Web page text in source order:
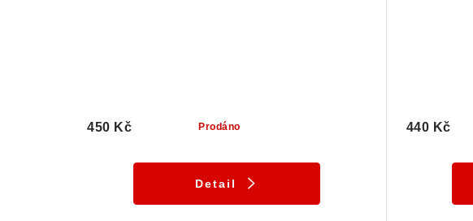
Prodáno
450 Kč
Detail
440 Kč